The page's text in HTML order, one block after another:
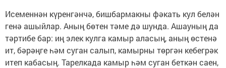
Исеменнән күренгәнчә, бишбармакны фәкать кул белән
генә ашыйлар. Аның бөтен тәме дә шунда. Ашауның да
тәртибе бар: иң элек кулга камыр аласың, аның өстенә
ит, бәрәңге һәм суган салып, камырны төргән кебегрәк
итеп кабасың. Тарелкада камыр һәм суган беткән саен,